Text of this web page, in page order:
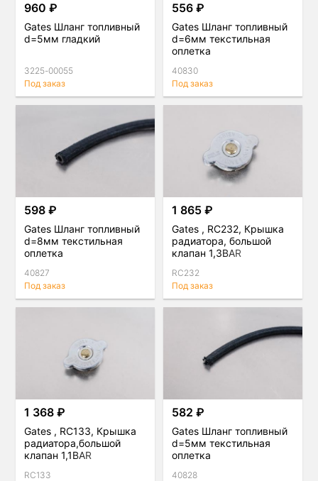
960 ₽
Gates Шланг топливный
d=5мм гладкий
3225-00055
Под заказ
556 ₽
Gates Шланг топливный
d=6мм текстильная
оплетка
40830
Под заказ
598 ₽
Gates Шланг топливный
d=8мм текстильная
оплетка
40827
Под заказ
1 865 ₽
Gates , RC232, Крышка
радиатора, большой
клапан 1,3BAR
RC232
Под заказ
1 368 ₽
Gates , RC133, Крышка
радиатора,большой
клапан 1,1BAR
RC133
582 ₽
Gates Шланг топливный
d=5мм текстильная
оплетка
40828